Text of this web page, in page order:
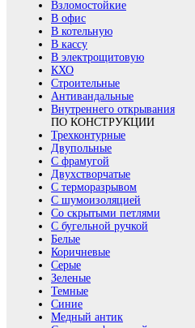
Взломостойкие
В офис
В котельную
В кассу
В электрощитовую
КХО
Строительные
Антивандальные
Внутреннего открывания
ПО КОНСТРУКЦИИ
Трехконтурные
Двупольные
С фрамугой
Двухстворчатые
С терморазрывом
С шумоизоляцией
Со скрытыми петлями
С бугельной ручкой
Белые
Коричневые
Серые
Зеленые
Темные
Синие
Медный антик